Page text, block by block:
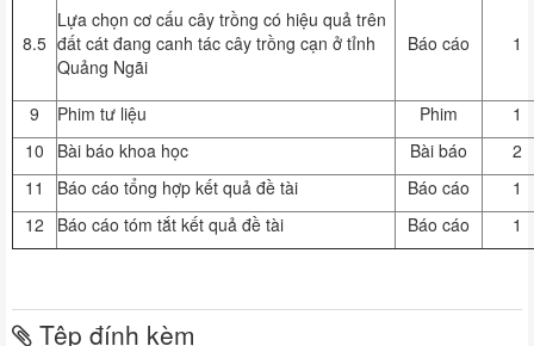
8.5
Lựa chọn cơ cấu cây trồng có hiệu quả trên
đất cát đang canh tác cây trồng cạn ở tỉnh
Quảng Ngãi
Báo cáo 1
9 Phim tư liệu Phim
1
10
Bài báo khoa học Bài báo
2
11
Báo cáo tổng hợp kết quả đề tài Báo cáo
1
12
Báo cáo tóm tắt kết quả đề tài Báo cáo 1
Tệp đính kèm